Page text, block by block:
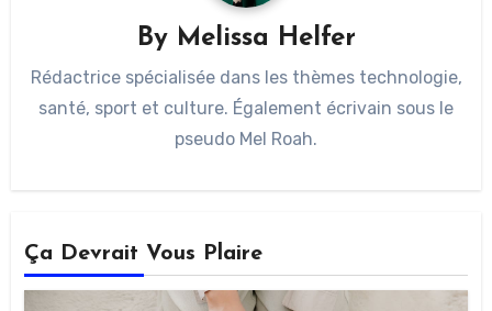
By Melissa Helfer
Rédactrice spécialisée dans les thèmes technologie,
santé, sport et culture. Également écrivain sous le
pseudo Mel Roah.
Ça Devrait Vous Plaire